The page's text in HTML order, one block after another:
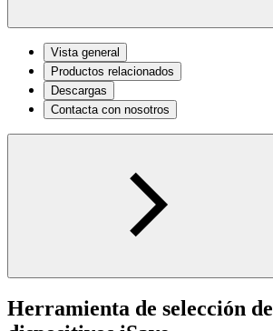
Vista general
Productos relacionados
Descargas
Contacta con nosotros
Herramienta de selección de